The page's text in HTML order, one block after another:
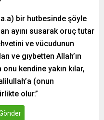
bir hutbesinde şöyle
ayını susarak oruç tutar
ve vücudunun
ve gıybetten Allah’ın
kendine yakın kılar,
(onun
olur.”